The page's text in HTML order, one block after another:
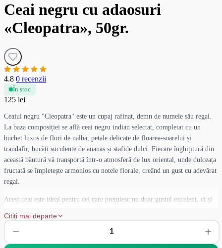
Ceai negru cu adaosuri
«Cleopatra», 50gr.
4.8 0 recenzii
În stoc
125 lei
Ceaiul negru "Cleopatra" este un cupaj rafinat, demn de numele său regal.
La baza composiției se află ceai negru indian selectat, completat cu un
buchet luxos de flori de nalba, petale delicate de floarea-soarelui și
trandafir, bucăți suculente de ananas și stafide dulci. Fiecare înghițitură din
această băutură vă transportă într-o atmosferă de lux oriental, unde dulceața
fructată se împletește armonios cu notele florale, creând un gust cu adevărat
regal.
Acest ceai este ideal pentru cei care prețuiesc nu doar gustul excelent, ci și
fructe fac din fiecare infuzare o adevărată plăcere vizuală. "Cleopatra" are
proprietăți tonifiante, ceea ce o face o alegere excelentă pentru ceaiul de
dimineață sau ca un impuls energetic pe parcursul zilei. Infuzați acest ceai
Citiți mai departe